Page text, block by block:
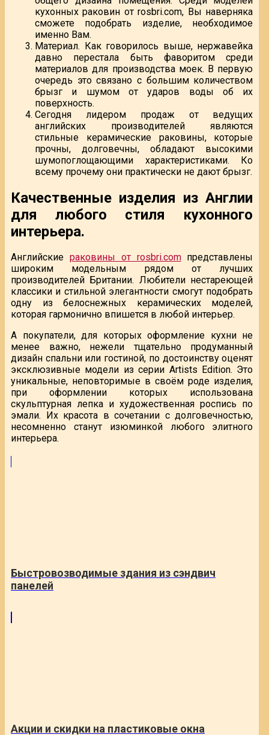
кухонных раковин от rosbri.com, Вы наверняка
сможете подобрать изделие, необходимое
именно Вам.
Материал. Как говорилось выше, нержавейка
давно перестала быть фаворитом среди
материалов для производства моек. В первую
очередь это связано с большим количеством
брызг и шумом от ударов воды об их
поверхность.
Сегодня лидером продаж от ведущих
английских производителей являются
стильные керамические раковины, которые
прочны, долговечны, обладают высокими
шумопоглощающими характеристиками. Ко
всему прочему они практически не дают брызг.
Качественные изделия из Англии
для любого стиля кухонного
интерьера.
Английские раковины от rosbri.comпредставлены
широким модельным рядом от лучших
производителей Британии. Любители нестареющей
классики и стильной элегантности смогут подобрать
одну из белоснежных керамических моделей,
которая гармонично впишется в любой интерьер.
А покупатели, для которых оформление кухни не
менее важно, нежели тщательно продуманный
дизайн спальни или гостиной, по достоинству оценят
эксклюзивные модели из серии Artists Edition. Это
уникальные, неповторимые в своём роде изделия,
при оформлении которых использована
скульптурная лепка и художественная роспись по
эмали. Их красота в сочетании с долговечностью,
несомненно станут изюминкой любого элитного
интерьера.
Быстровозводимые здания из сэндвич
панелей
Акции и скидки на пластиковые окна